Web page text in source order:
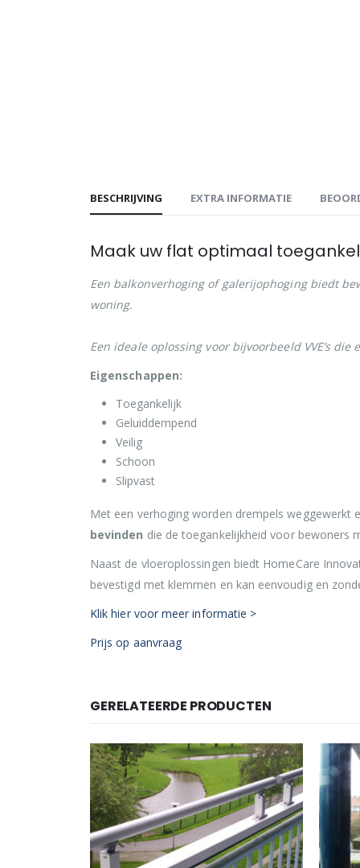
BESCHRIJVING EXTRA INFORMATIE
Maak uw flat optimaal
Een balkonverhoging of galerijophoging biedt
woning.
Een ideale oplossing voor bijvoorbeeld VVE’s
Eigenschappen:
Toegankelijk
Geluiddempend
Veilig
Schoon
Slipvast
Met een verhoging worden drempels
bevinden die de toegankelijkheid voor bewoners
Naast de vloeroplossingen biedt HomeCare
bevestigd met klemmen en kan eenvoudig en
Klik hier voor meer informatie >
Prijs op aanvraag
GERELATEERDE PRODUCTEN